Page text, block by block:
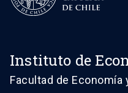
Instituto de
Facultad de Economía